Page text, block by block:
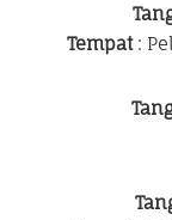
Tempat: